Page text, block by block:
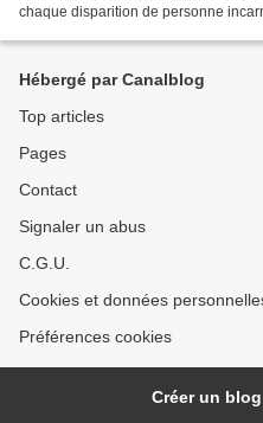
chaque disparition de personne
Hébergé par Canalblog
Top articles
Pages
Contact
Signaler un abus
C.G.U.
Cookies et données
Préférences cookies
Créer un